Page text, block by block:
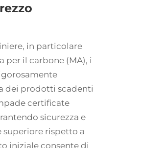
in particolare
per il carbone (MA), i
dei prodotti scadenti
certificate
sicurezza e
superiore rispetto a
iniziale consente di